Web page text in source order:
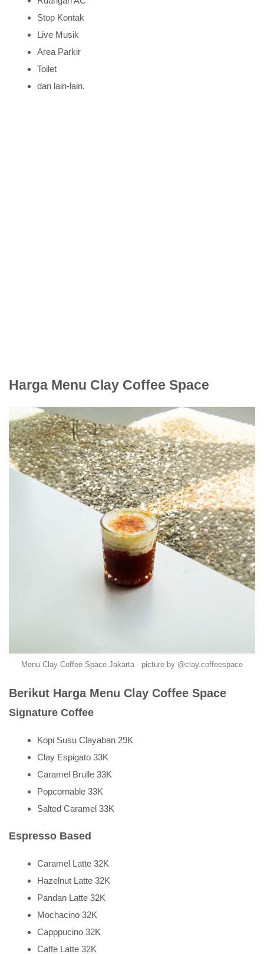
Stop Kontak
Live Musik
Area Parkir
Toilet
dan lain-lain.
Harga Menu Clay Coffee Space
Menu Clay Coffee Space Jakarta - picture by @clay.coffeespace
Berikut Harga Menu Clay Coffee Space
Signature Coffee
Kopi Susu Clayaban 29K
Clay Espigato 33K
Caramel Brulle 33K
Popcornable 33K
Salted Caramel 33K
Espresso Based
Caramel Latte 32K
Hazelnut Latte 32K
Pandan Latte 32K
Mochacino 32K
Capppucino 32K
Caffe Latte 32K